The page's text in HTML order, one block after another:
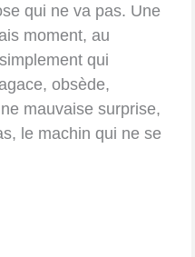
qui ne va pas. Une
moment, au
qui
obsède,
mauvaise surprise,
le machin qui ne se